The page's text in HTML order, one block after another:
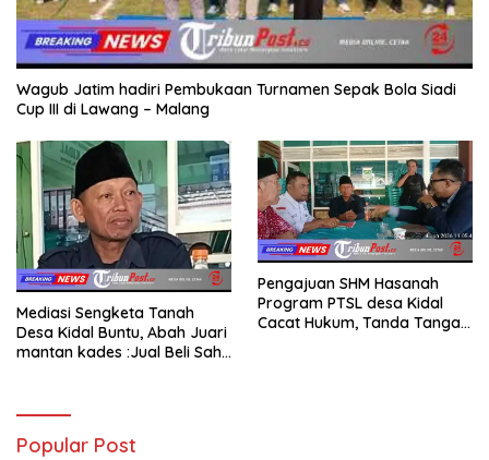
Wagub Jatim hadiri Pembukaan Turnamen Sepak Bola Siadi
Cup III di Lawang – Malang
Mediasi Sengketa Tanah
Desa Kidal Buntu, Abah Juari
mantan kades :Jual Beli Sah,
Membatalkan Hak Warga.
Pengajuan SHM Hasanah
Program PTSL desa Kidal
Cacat Hukum, Tanda Tangan
Popular Post